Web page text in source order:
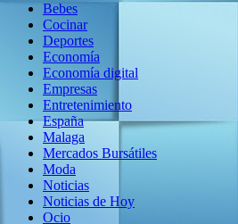
Bebes
Cocinar
Deportes
Economía
Economía digital
Empresas
Entretenimiento
España
Malaga
Mercados Bursátiles
Moda
Noticias
Noticias de Hoy
Ocio